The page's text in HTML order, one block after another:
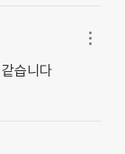
습니다